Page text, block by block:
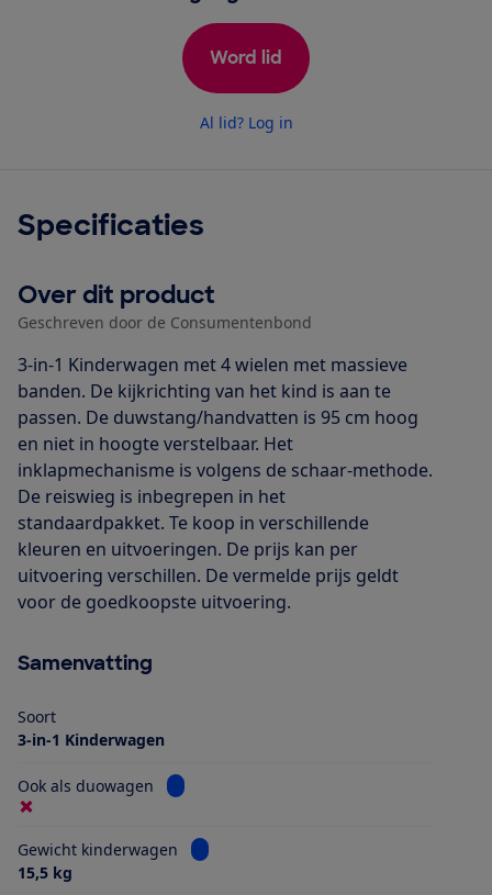
Word lid
Al lid? Log in
Specificaties
Over dit product
Geschreven door de Consumentenbond
3-in-1 Kinderwagen met 4 wielen met massieve
banden. De kijkrichting van het kind is aan te
passen. De duwstang/handvatten is 95 cm hoog
en niet in hoogte verstelbaar. Het
inklapmechanisme is volgens de schaar-methode.
De reiswieg is inbegrepen in het
standaardpakket. Te koop in verschillende
kleuren en uitvoeringen. De prijs kan per
uitvoering verschillen. De vermelde prijs geldt
voor de goedkoopste uitvoering.
Samenvatting
Soort
3-in-1 Kinderwagen
Ook als duowagen Bekijk informatie voor Ook als duowagen
Gewicht kinderwagen
Bekijk informatie voor Gewicht
15,5 kg